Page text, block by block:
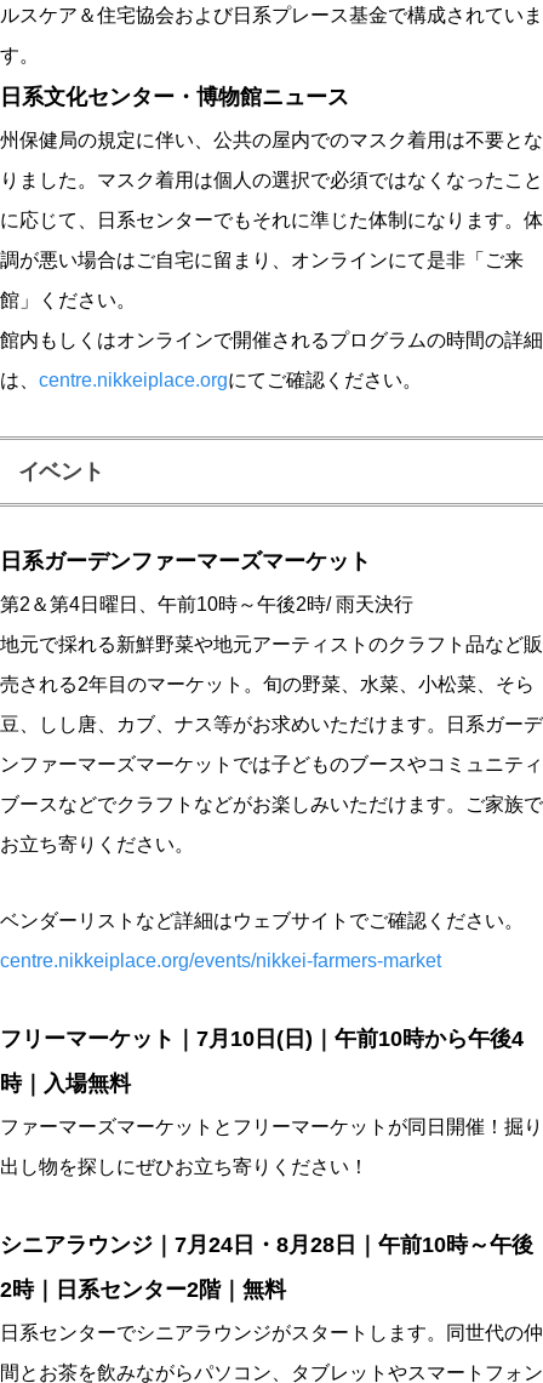
ルスケア＆住宅協会および日系プレース基金で構成されていま
す。
日系文化センター・博物館ニュース
州保健局の規定に伴い、公共の屋内でのマスク着用は不要とな
りました。マスク着用は個人の選択で必須ではなくなったこと
に応じて、日系センターでもそれに準じた体制になります。体
調が悪い場合はご自宅に留まり、オンラインにて是非「ご来
館」ください。
館内もしくはオンラインで開催されるプログラムの時間の詳細
は、 centre.nikkeiplace.orgにてご確認ください。
イベント
日系ガーデンファーマーズマーケット
第2＆第4日曜日、午前10時～午後2時/ 雨天決行
地元で採れる新鮮野菜や地元アーティストのクラフト品など販
売される2年目のマーケット。旬の野菜、水菜、小松菜、そら
豆、しし唐、カブ、ナス等がお求めいただけます。日系ガーデ
ンファーマーズマーケットでは子どものブースやコミュニティ
ブースなどでクラフトなどがお楽しみいただけます。ご家族で
お立ち寄りください。
ベンダーリストなど詳細はウェブサイトでご確認ください。
centre.nikkeiplace.org/events/nikkei-farmers-market
フリーマーケット｜7月10日(日)｜午前10時から午後4
時｜入場無料
ファーマーズマーケットとフリーマーケットが同日開催！掘り
出し物を探しにぜひお立ち寄りください！
シニアラウンジ ｜7月24日・8月28日
午前10時～午後
2時｜日系センター2階｜無料
日系センターでシニアラウンジがスタートします。同世代の仲
間とお茶を飲みながらパソコン、タブレットやスマートフォン